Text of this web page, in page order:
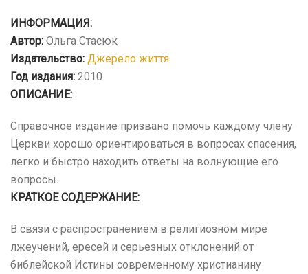
ИНФОРМАЦИЯ:
Автор: Ольга Стасюк
Издательство: Джерело життя
Год издания: 2010
ОПИСАНИЕ:
Cправочное издание призвано помочь каждому члену
Церкви хорошо ориентироваться в вопросах спасения,
легко и быстро находить ответы на волнующие его
вопросы.
КРАТКОЕ СОДЕРЖАНИЕ:
В связи с распространением в религиозном мире
лжеучений, ересей и серьезных отклонений от
библейской Истины современному христианину